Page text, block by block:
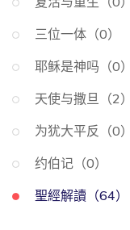
三位一体（0）
耶稣是神吗（0）
天使与撒旦（2）
为犹大平反（0）
约伯记（0）
聖經解讀（64）